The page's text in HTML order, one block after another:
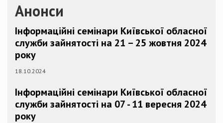
Анонси
Інформаційні семінари Київської обласної
служби зайнятості на 21 – 25 жовтня 2024
року
18.10.2024
Інформаційні семінари Київської обласної
служби зайнятості на 07 - 11 вересня 2024
року